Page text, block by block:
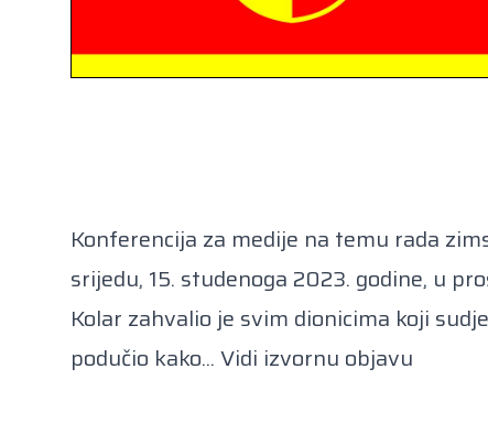
Konferencija za medije na temu rada
srijedu, 15. studenoga 2023. godine, u
Kolar zahvalio je svim dionicima koji
podučio kako...Vidi izvornu objavu